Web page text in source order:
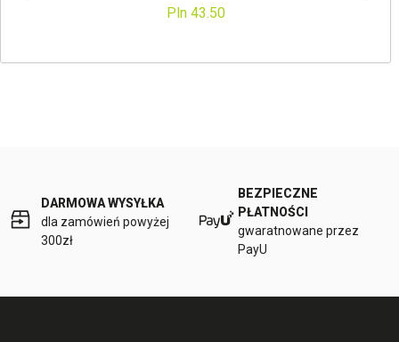
Pln 43.50
DARMOWA WYSYŁKA
dla zamówień powyżej
300zł
BEZPIECZNE
PŁATNOŚCI
gwaratnowane przez
PayU